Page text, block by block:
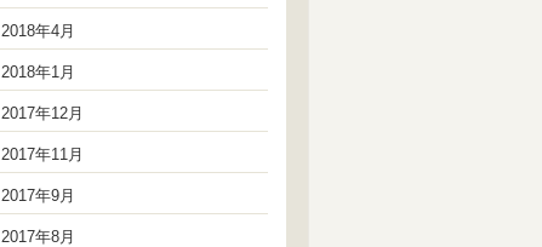
2018年4月
2018年1月
2017年12月
2017年11月
2017年9月
2017年8月